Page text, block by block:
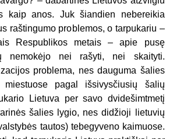
kaip anos. Juk šiandien nebereikia
raštingumo problemos, o tarpukariu –
Respublikos metais – apie pusę
nemokėjo nei rašyti, nei skaityti.
problema, nes dauguma šalies
miestuose pagal išsivysčiusių šalių
Lietuva per savo dvidešimtmetį
šalies lygio, nes didžioji lietuvių
tautos) tebegyveno kaimuose.